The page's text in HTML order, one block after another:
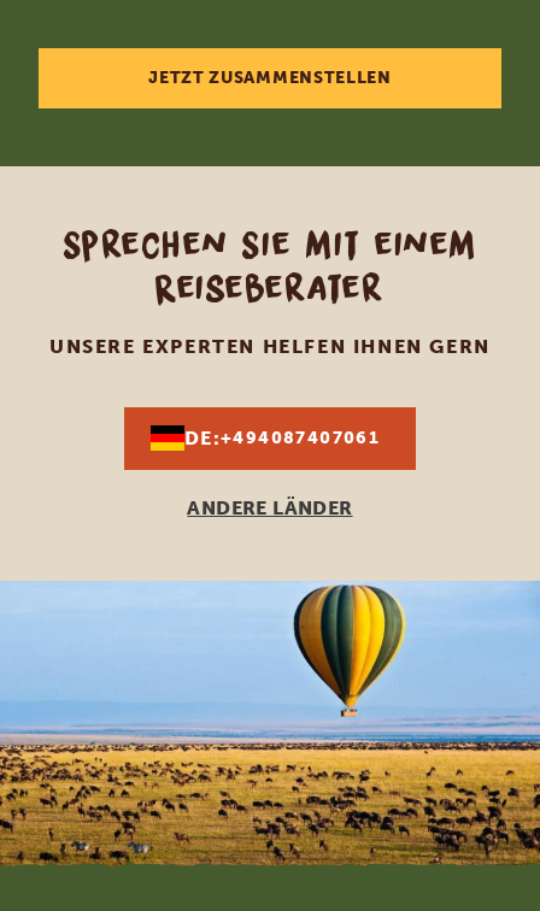
JETZT ZUSAMMENSTELLEN
Sprechen Sie mit einem
Reiseberater
UNSERE EXPERTEN HELFEN IHNEN GERN
DE:+494087407061
ANDERE LÄNDER
Footer